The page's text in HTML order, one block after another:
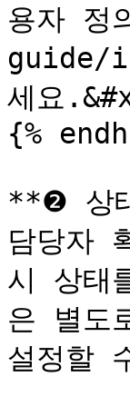
용자 정
guide/
세요
{%
**❷ 상
담당자
시 상태
은 별도
설정할